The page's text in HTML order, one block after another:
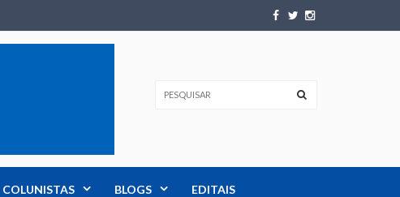
COLUNISTAS BLOGS EDITAIS